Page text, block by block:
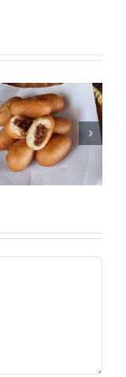
Kue Lapek
Bugih:
Lezatnya
Jajanan
Minang